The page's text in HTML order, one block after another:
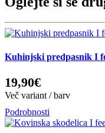
Kuhinjski predpasnik I
19,90€
Več variant / barv
Podrobnosti